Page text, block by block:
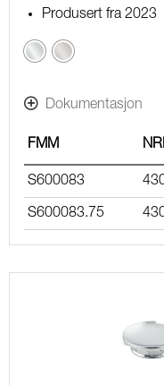
Produsert fra 2023
KromBørstet
Dokumentasjon
FMM
S600083
S600083.75